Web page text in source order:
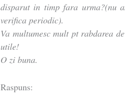
disparut in timp fara urma?(nu
verifica periodic).
Va multumesc mult pt rabdarea
utile!
O zi buna.
Raspuns: